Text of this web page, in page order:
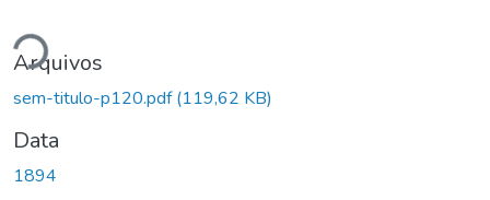
Arquivos
sem-titulo-p120.pdf(119,62 KB)
Data
1894